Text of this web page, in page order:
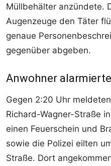
Müllbehälter anzündete.
Augenzeuge den Täter
genaue
gegenüber abgeben.
Anwohner
Gegen 2:20 Uhr
Richard-Wagner-Straße
einen Feuerschein und
sowie die Polizei eilten
Straße. Dort